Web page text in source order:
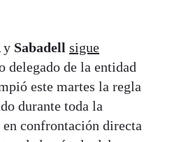
y Sabadell sigue
delegado de la entidad
este martes la regla
durante toda la
confrontación directa